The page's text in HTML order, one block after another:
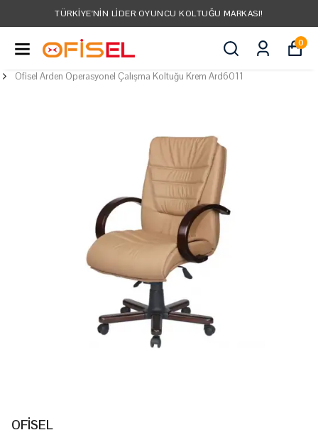
TÜRKIYE'NIN LIDER OYUNCU KOLTUĞU MARKASI!
0
Ofisel Arden Operasyonel Çalışma Koltuğu Krem Ard6011
OFİSEL